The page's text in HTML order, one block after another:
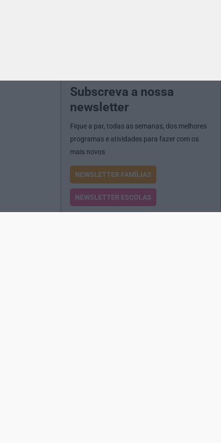
Subscreva a nossa
newsletter
Fique a par, todas as semanas, dos melhores
programas e atividades para fazer com os
mais novos
NEWSLETTER FAMÍLIAS
NEWSLETTER ESCOLAS